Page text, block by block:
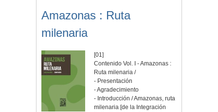
Amazonas : Ruta
milenaria
[01]
Contenido Vol. I - Amazonas :
Ruta milenaria /
- Presentación
- Agradecimiento
- Introducción / Amazonas, ruta
milenaria [de la Integración